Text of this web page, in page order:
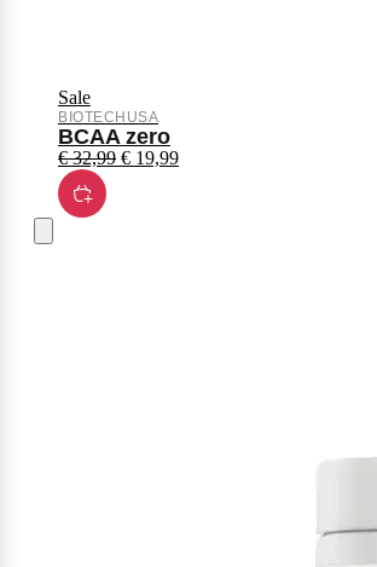
Sale
BIOTECHUSA
BCAA zero
€32,99 € 19,99